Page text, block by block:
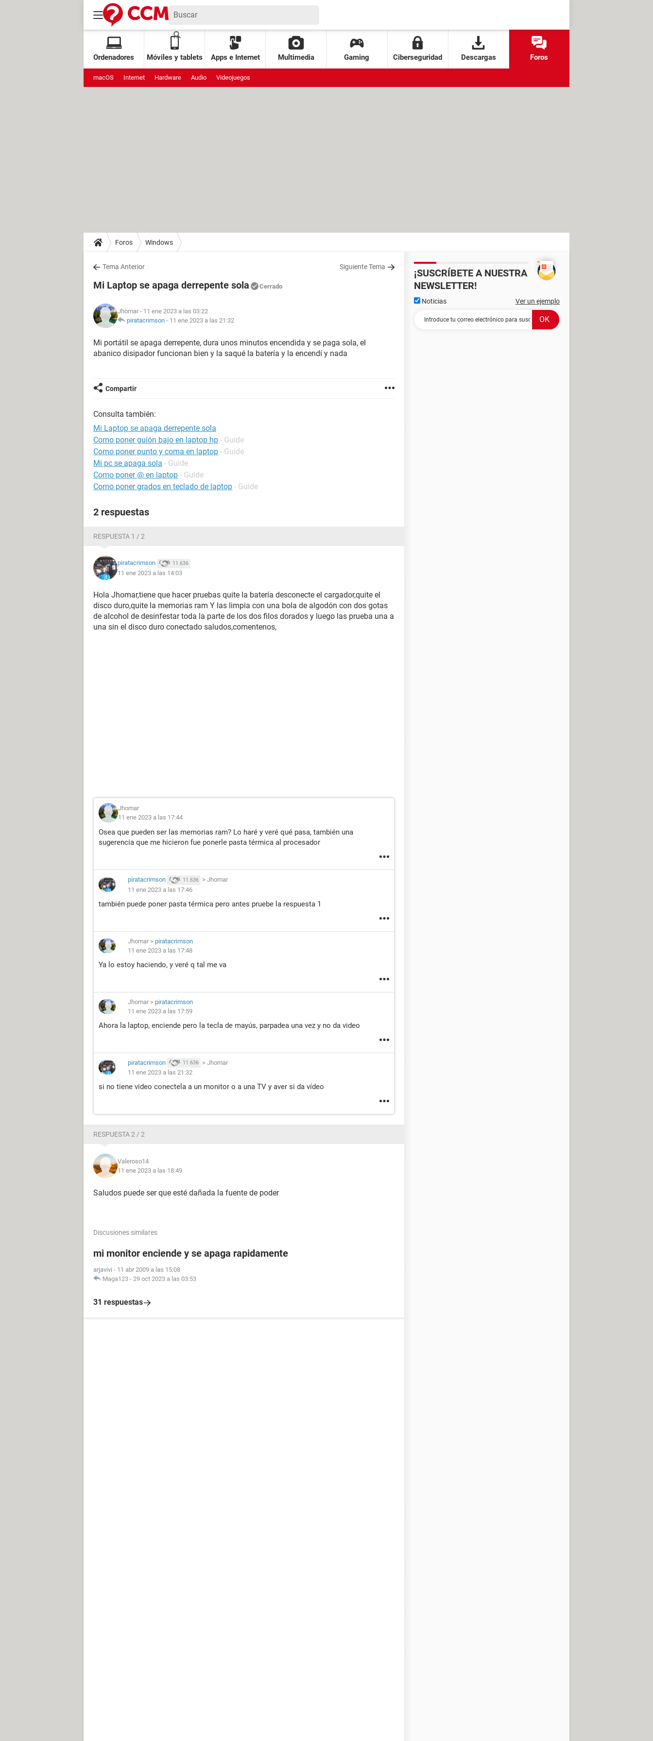
Ordenadores Móviles y tablets Apps e Internet Multimedia Gaming Ciberseguridad Descargas Foros
macOS Internet Hardware Audio Videojuegos
Foros Windows
Tema Anterior Siguiente Tema
Mi Laptop se apaga derrepente sola Cerrado
Jhomar - 11 ene 2023 a las 03:22
piratacrimson - 11 ene 2023 a las 21:32
Mi portátil se apaga derrepente, dura unos minutos encendida y se paga sola, el
abanico disipador funcionan bien y la saqué la batería y la encendí y nada
Compartir
Consulta también:
Mi Laptop se apaga derrepente sola
Como poner guión bajo en laptop hp - Guide
Como poner punto y coma en laptop - Guide
Mi pc se apaga sola - Guide
Como poner @ en laptop - Guide
Como poner grados en teclado de laptop - Guide
2 respuestas
RESPUESTA 1 / 2
piratacrimson 11.636
11 ene 2023 a las 14:03
Hola Jhomar,tiene que hacer pruebas quite la batería desconecte el cargador,quite el
disco duro,quite la memorias ram Y las limpia con una bola de algodón con dos gotas
de alcohol de desinfestar toda la parte de los dos filos dorados y luego las prueba una a
una sin el disco duro conectado saludos,comentenos,
Jhomar
11 ene 2023 a las 17:44
Osea que pueden ser las memorias ram? Lo haré y veré qué pasa, también una
sugerencia que me hicieron fue ponerle pasta térmica al procesador
piratacrimson 11.636 > Jhomar
11 ene 2023 a las 17:46
también puede poner pasta térmica pero antes pruebe la respuesta 1
Jhomar > piratacrimson
11 ene 2023 a las 17:48
Ya lo estoy haciendo, y veré q tal me va
Jhomar > piratacrimson
11 ene 2023 a las 17:59
Ahora la laptop, enciende pero la tecla de mayús, parpadea una vez y no da video
piratacrimson 11.636 > Jhomar
11 ene 2023 a las 21:32
si no tiene video conectela a un monitor o a una TV y aver si da vídeo
RESPUESTA 2 / 2
Valeroso14
11 ene 2023 a las 18:49
Saludos puede ser que esté dañada la fuente de poder
Discusiones similares
mi monitor enciende y se apaga rapidamente
arjavivi - 11 abr 2009 a las 15:08
Maga123 - 29 oct 2023 a las 03:53
31 respuestas
¡SUSCRÍBETE A NUESTRA
NEWSLETTER!
Noticias Ver un ejemplo